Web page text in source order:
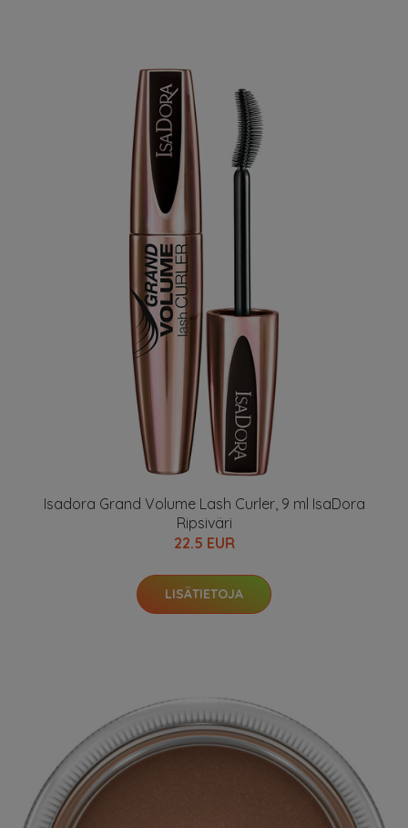
Isadora Grand Volume Lash Curler, 9 ml IsaDora
Ripsiväri
22.5 EUR
LISÄTIETOJA